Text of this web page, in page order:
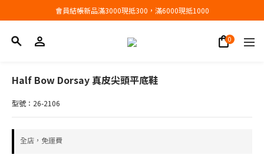
會員結帳新品滿3000現抵300，滿6000現抵1000
會員結帳新品滿3000現抵300，滿6000現抵1000
Half Bow Dorsay 真皮尖頭平底鞋
型號：26-2106
全店，免運費